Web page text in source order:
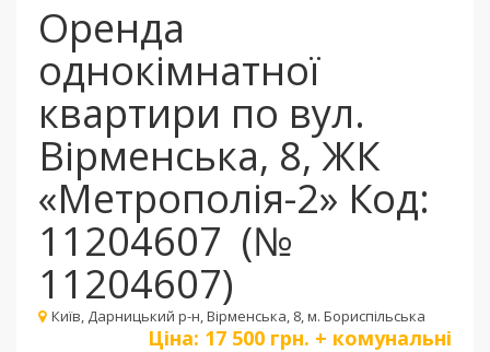
Оренда
однокімнатної
квартири по вул.
Вірменська, 8, ЖК
«Метрополія-2» Код:
11204607 (№
11204607)
Київ, Дарницький р-н, Вірменська, 8, м. Бориспільська
Ціна: 17 500 грн. + комунальні